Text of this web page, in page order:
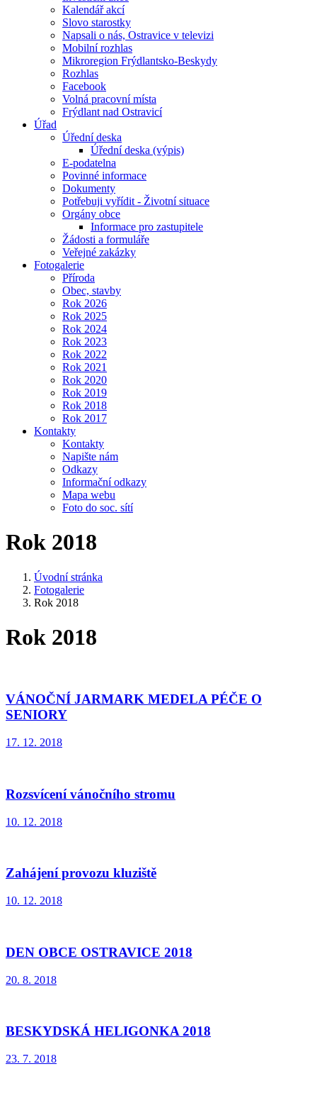
Kalendář akcí
Slovo starostky
Napsali o nás, Ostravice v televizi
Mobilní rozhlas
Mikroregion Frýdlantsko-Beskydy
Rozhlas
Facebook
Volná pracovní místa
Frýdlant nad Ostravicí
Úřad
Úřední deska
Úřední deska (výpis)
E-podatelna
Povinné informace
Dokumenty
Potřebuji vyřídit - Životní situace
Orgány obce
Informace pro zastupitele
Žádosti a formuláře
Veřejné zakázky
Fotogalerie
Příroda
Obec, stavby
Rok 2026
Rok 2025
Rok 2024
Rok 2023
Rok 2022
Rok 2021
Rok 2020
Rok 2019
Rok 2018
Rok 2017
Kontakty
Kontakty
Napište nám
Odkazy
Informační odkazy
Mapa webu
Foto do soc. sítí
Rok 2018
Úvodní stránka
Fotogalerie
Rok 2018
Rok 2018
VÁNOČNÍ JARMARK MEDELA PÉČE O
SENIORY
17. 12. 2018
Rozsvícení vánočního stromu
10. 12. 2018
Zahájení provozu kluziště
10. 12. 2018
DEN OBCE OSTRAVICE 2018
20. 8. 2018
BESKYDSKÁ HELIGONKA 2018
23. 7. 2018